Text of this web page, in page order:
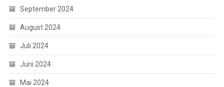
September 2024
August 2024
Juli 2024
Juni 2024
Mai 2024